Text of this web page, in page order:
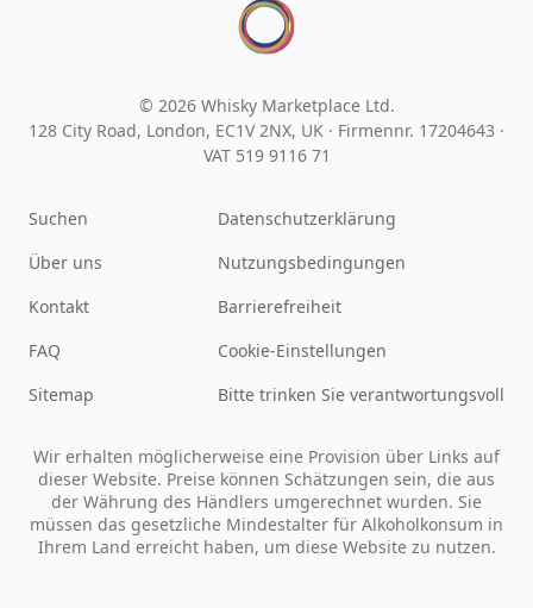
© 2026 Whisky Marketplace Ltd.
128 City Road, London, EC1V 2NX, UK · Firmennr. 17204643 ·
VAT 519 9116 71
Suchen
Über uns
Kontakt
FAQ
Sitemap
Datenschutzerklärung
Nutzungsbedingungen
Barrierefreiheit
Cookie-Einstellungen
Bitte trinken Sie verantwortungsvoll
Wir erhalten möglicherweise eine Provision über Links auf
dieser Website. Preise können Schätzungen sein, die aus
der Währung des Händlers umgerechnet wurden. Sie
müssen das gesetzliche Mindestalter für Alkoholkonsum in
Ihrem Land erreicht haben, um diese Website zu nutzen.